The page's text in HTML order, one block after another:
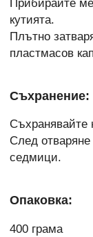
Прибирайте
кутията.
Плътно
пластмасов
Съхранение:
Съхранявайте
След
седмици.
Опаковка:
400 грама